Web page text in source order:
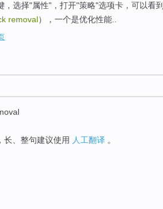
，选择"属性"，打开"策略"选项卡，可以看
removal），一个是优化性能..
长、整句建议使用 人工翻译 。